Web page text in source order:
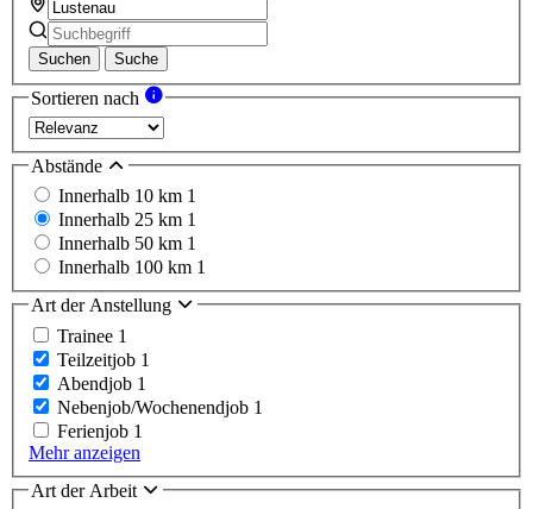
Suchen Suche
Sortieren nach
Abstände
Innerhalb 10 km 1
Innerhalb 25 km 1
Innerhalb 50 km 1
Innerhalb 100 km 1
Art der Anstellung
Trainee 1
Teilzeitjob 1
Abendjob 1
Nebenjob/Wochenendjob 1
Ferienjob 1
Mehr anzeigen
Art der Arbeit